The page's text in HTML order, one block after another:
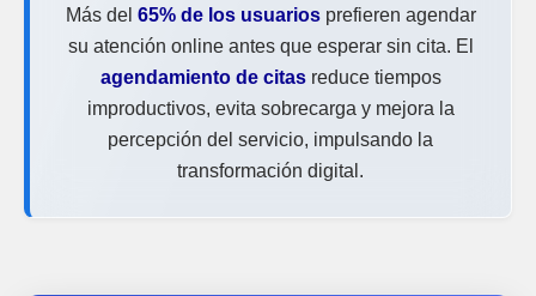
Más del 65% de los usuariosprefieren agendar
su atención online antes que esperar sin cita. El
agendamiento de citasreduce tiempos
improductivos, evita sobrecarga y mejora la
percepción del servicio, impulsando la
transformación digital.